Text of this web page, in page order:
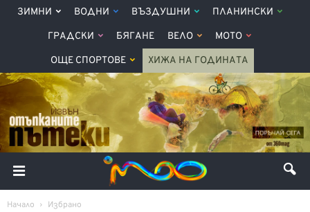
ЗИМНИ ВОДНИ ВЪЗДУШНИ ПЛАНИНСКИ
ГРАДСКИ БЯГАНЕ ВЕЛО МОТО
ОЩЕ СПОРТОВЕ ХИЖА НА ГОДИНАТА
Начало Избрано